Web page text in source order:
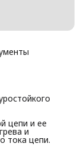
цепи и ее
и
тока цепи.